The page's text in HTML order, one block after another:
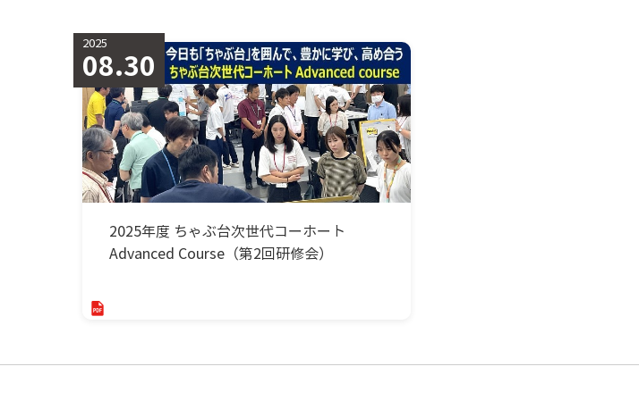
2025
08.30
2025年度 ちゃぶ台次世代コーホート
Advanced Course（第2回研修会）